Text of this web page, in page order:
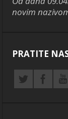
novim
PRATITE